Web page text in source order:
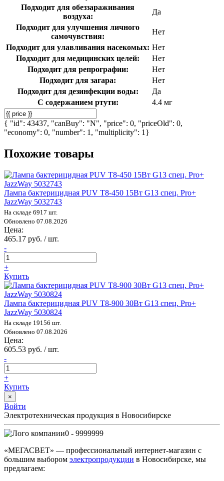
Подходит для обеззараживания
воздуха:
Да
Подходит для улучшения личного
самочувствия:
Нет
Подходит для улавливания насекомых: Нет
Подходит для медицинских целей:
Нет
Подходит для репрографии:
Нет
Подходит для загара:
Нет
Подходит для дезинфекции воды:
Да
С содержанием ртути:
4.4 мг
{ "id": 43437, "canBuy": "N", "price": 0, "priceOld": 0,
"economy": 0, "number": 1, "multiplicity": 1}
Похожие товары
Лампа бактерицидная PUV T8-450 15Вт G13 спец. Pro+
JazzWay 5032743
На складе 6917 шт.
Обновлено 07.08.2026
Цена:
465.17 руб. / шт.
-
+
Купить
Лампа бактерицидная PUV T8-900 30Вт G13 спец. Pro+
JazzWay 5030824
На складе 19156 шт.
Обновлено 07.08.2026
Цена:
605.53 руб. / шт.
-
+
Купить
×
Войти
Электротехническая продукция в Новосибирске
0 - 9999999
«МЕГАСВЕТ» — профессиональный интернет-магазин с
большим выбором электропродукции в Новосибирске, мы
предлагаем: